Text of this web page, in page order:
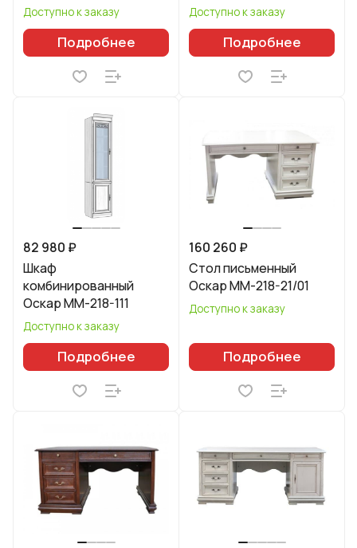
Доступно к заказу
Подробнее
Доступно к заказу
Подробнее
82 980 ₽
Шкаф
комбинированный
Оскар ММ-218-111
Доступно к заказу
Подробнее
160 260 ₽
Стол письменный
Оскар ММ-218-21/01
Доступно к заказу
Подробнее